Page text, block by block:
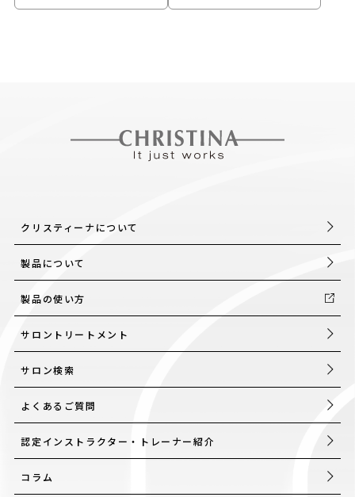
クリスティーナについて
製品について
製品の使い方
サロントリートメント
サロン検索
よくあるご質問
認定インストラクター・トレーナー紹介
コラム